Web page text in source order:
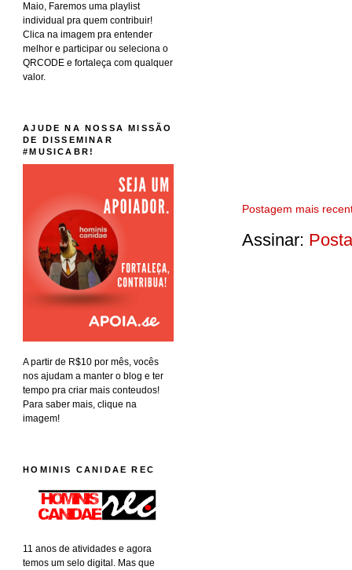
Postagem mais
Assinar:
Maio, Faremos uma playlist
individual pra quem contribuir!
Clica na imagem pra entender
melhor e participar ou seleciona o
QRCODE e fortaleça com qualquer
valor.
AJUDE NA NOSSA MISSÃO
DE DISSEMINAR
#MUSICABR!
A partir de R$10 por mês, vocês
nos ajudam a manter o blog e ter
tempo pra criar mais conteudos!
Para saber mais, clique na
imagem!
HOMINIS CANIDAE REC
11 anos de atividades e agora
temos um selo digital. Mas que